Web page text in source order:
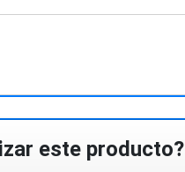
este producto?